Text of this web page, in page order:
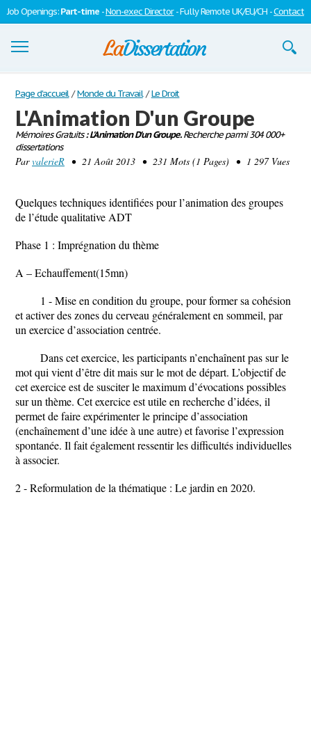
Job Openings:Part-time -Non-exec Director- Fully Remote UK/EU/CH -Contact
Dissertations
S'inscrire
Se connecter
Page d'accueil / Monde du Travail / Le Droit
L'Animation D'un Groupe
Mémoires Gratuits: L'Animation D'un Groupe.Recherche parmi 304 000+
dissertations
ParvalerieR • 21 Août 2013 • 231 Mots (1 Pages) • 1 297 Vues
Quelques techniques identifiées pour l’animation des groupes
de l’étude qualitative ADT
Phase 1 : Imprégnation du thème
A – Echauffement(15mn)
1 - Mise en condition du groupe, pour former sa cohésion
et activer des zones du cerveau généralement en sommeil, par
un exercice d’association centrée.
Dans cet exercice, les participants n’enchaînent pas sur le
mot qui vient d’être dit mais sur le mot de départ. L’objectif de
cet exercice est de susciter le maximum d’évocations possibles
sur un thème. Cet exercice est utile en recherche d’idées, il
permet de faire expérimenter le principe d’association
(enchaînement d’une idée à une autre) et favorise l’expression
spontanée. Il fait également ressentir les difficultés individuelles
à associer.
2 - Reformulation de la thématique : Le jardin en 2020.